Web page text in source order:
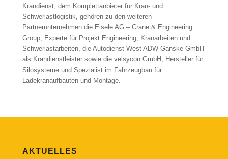
Krandienst, dem Komplettanbieter für Kran- und
Schwerlastlogistik, gehören zu den weiteren
Partnerunternehmen die Eisele AG – Crane & Engineering
Group, Experte für Projekt Engineering, Kranarbeiten und
Schwerlastarbeiten, die Autodienst West ADW Ganske GmbH
als Krandienstleister sowie die velsycon GmbH, Hersteller für
Silosysteme und Spezialist im Fahrzeugbau für
Ladekranaufbauten und Montage.
AKTUELLES